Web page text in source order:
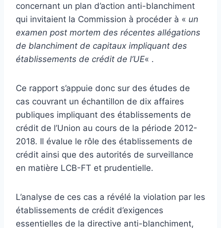
concernant un plan d’action anti-blanchiment
qui invitaient la Commission à procéder à « un
examen post mortem des récentes allégations
de blanchiment de capitaux impliquant des
établissements de crédit de l’UE« .
Ce rapport s’appuie donc sur des études de
cas couvrant un échantillon de dix affaires
publiques impliquant des établissements de
crédit de l’Union au cours de la période 2012-
2018. Il évalue le rôle des établissements de
crédit ainsi que des autorités de surveillance
en matière LCB-FT et prudentielle.
L’analyse de ces cas a révélé la violation par les
établissements de crédit d’exigences
essentielles de la directive anti-blanchiment,